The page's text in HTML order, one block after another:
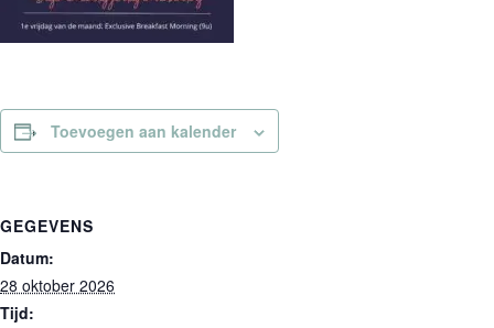
Toevoegen aan kalender
GEGEVENS
Datum:
28 oktober 2026
Tijd: